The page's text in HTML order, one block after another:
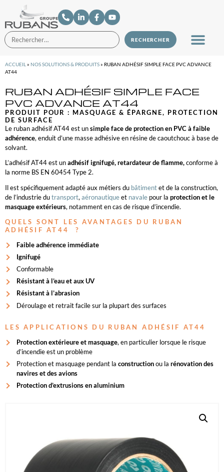
ACCUEIL » NOS SOLUTIONS & PRODUITS» RUBAN ADHÉSIF SIMPLE FACE PVC ADVANCE
AT44
RUBAN ADHÉSIF SIMPLE FACE
PVC ADVANCE AT44
PRODUIT POUR : MASQUAGE & ÉPARGNE, PROTECTION
DE SURFACE
Le ruban adhésif AT44 est unsimple face de protection en PVC à faible
adhérence, enduit d’une masse adhésive en résine de caoutchouc à base de
solvant.
L’adhésif AT44 est unadhésif ignifugé, retardateur de flamme,conforme à
la norme BS EN 60454 Type 2.
Il est spécifiquement adapté aux métiers du bâtimentet de la construction,
de l’industrie dutransport, aéronautiqueet navale pour la protection et le
masquage extérieurs, notamment en cas de risque d’incendie.
QUELS SONT LES AVANTAGES DU RUBAN
ADHÉSIF AT44 ?
Faible adhérence immédiate
Ignifugé
Conformable
Résistant à l’eau et aux UV
Résistant à l’abrasion
Déroulage et retrait facile sur la plupart des surfaces
LES APPLICATIONS DU RUBAN ADHÉSIF AT44
Protection extérieure et masquage, en particulier lorsque le risque
d’incendie est un problème
Protection et masquage pendant la constructionou la rénovation des
navires et des avions
Protection d’extrusions en aluminium